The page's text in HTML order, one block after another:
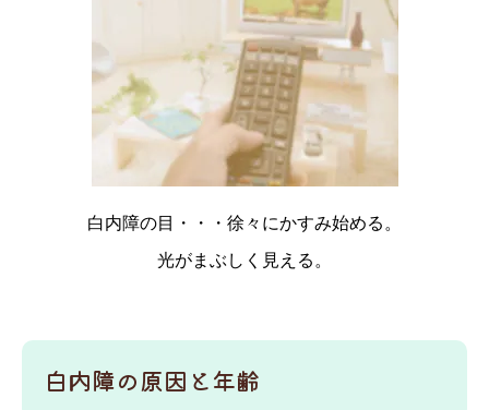
白内障の目・・・徐々にかすみ始める。
光がまぶしく見える。
白内障の原因と年齢